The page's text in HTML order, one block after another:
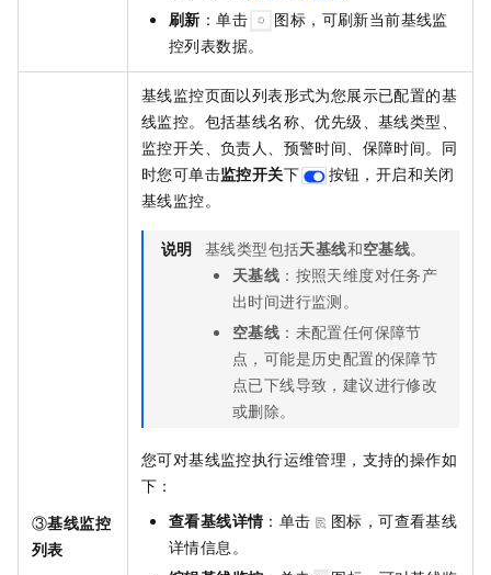
刷新 ：单击
图标，可刷新当前基线监
控列表数据。
③基线监控
列表
基线监控页面以列表形式为您展示已配置的基
线监控。包括基线名称、优先级、基线类型、
监控开关、负责人、预警时间、保障时间。同
时您可单击监控开关下
按钮，开启和关闭
基线监控。
说明 基线类型包括天基线和空基线。
天基线 ：按照天维度对任务产
出时间进行监测。
空基线 ：未配置任何保障节
点，可能是历史配置的保障节
点已下线导致，建议进行修改
或删除。
您可对基线监控执行运维管理，支持的操作如
下：
查看基线详情：单击
图标，可查看基线
详情信息。